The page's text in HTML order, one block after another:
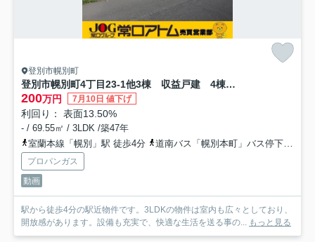
登別市幌別町
登別市幌別町4丁目23-1他3棟 収益戸建 4棟一括販売
200万円 7月10日 値下げ
利回り： 表面13.50%
- / 69.55㎡ / 3LDK /築47年
室蘭本線「幌別」駅 徒歩4分
道南バス「幌別本町」バス停下車 徒歩2分
プロパンガス
動画
駅から徒歩4分の駅近物件です。3LDKの物件は室内も広々としており、
開放感があります。設備も充実で、快適な生活を送る事の... もっと見る